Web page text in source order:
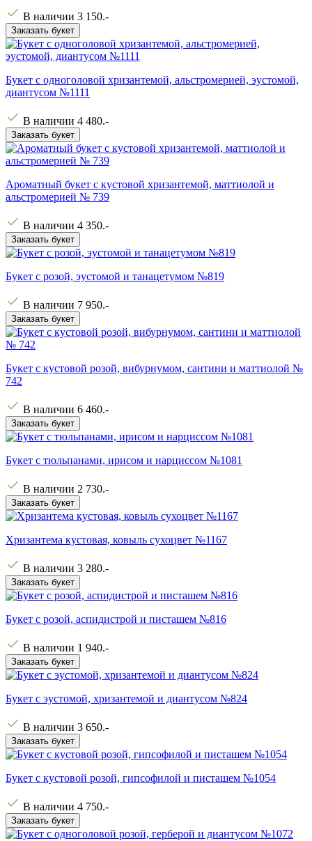
В наличии 3 150.-
Заказать букет
Букет с одноголовой хризантемой, альстромерией, эустомой,
диантусом №1111
В наличии 4 480.-
Заказать букет
Ароматный букет с кустовой хризантемой, маттиолой и
альстромерией № 739
В наличии 4 350.-
Заказать букет
Букет с розой, эустомой и танацетумом №819
В наличии 7 950.-
Заказать букет
Букет с кустовой розой, вибурнумом, сантини и маттиолой №
742
В наличии 6 460.-
Заказать букет
Букет с тюльпанами, ирисом и нарциссом №1081
В наличии 2 730.-
Заказать букет
Хризантема кустовая, ковыль сухоцвет №1167
В наличии 3 280.-
Заказать букет
Букет с розой, аспидистрой и писташем №816
В наличии 1 940.-
Заказать букет
Букет с эустомой, хризантемой и диантусом №824
В наличии 3 650.-
Заказать букет
Букет с кустовой розой, гипсофилой и писташем №1054
В наличии 4 750.-
Заказать букет